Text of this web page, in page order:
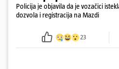
Policija je objavila da je vozačici
dozvola i registracija na Mazdi
23